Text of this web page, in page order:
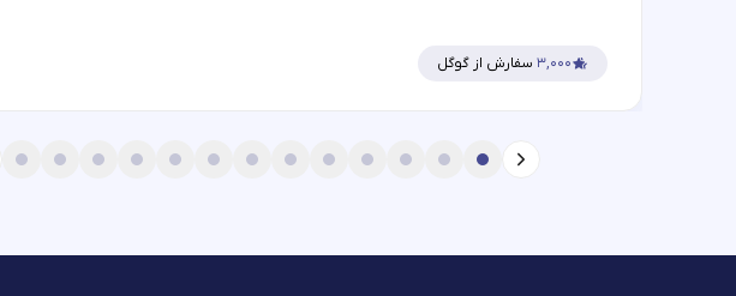
۳,۰۰۰ سفارش از گوگل